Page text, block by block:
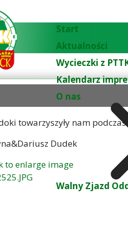
Start
Aktualności
Wycieczki z
Kalendarz
O nas
Walny Zjazd
towarzyszyły nam
Dudek